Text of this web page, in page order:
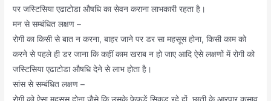
पर जस्टिसिया एढाटोडा औषधि का सेवन कराना लाभकारी रहता है।
मन से सम्बंधित लक्षण –
रोगी का किसी से बात न करना, बाहर जाने पर डर सा महसूस होना, किसी काम को
करने से पहले ही डर जाना कि कहीं काम खराब न हो जाए आदि ऐसे लक्षणों में रोगी को
जस्टिसिया एढाटोडा औषधि देने से लाभ होता है।
सांस से सम्बंधित लक्षण –